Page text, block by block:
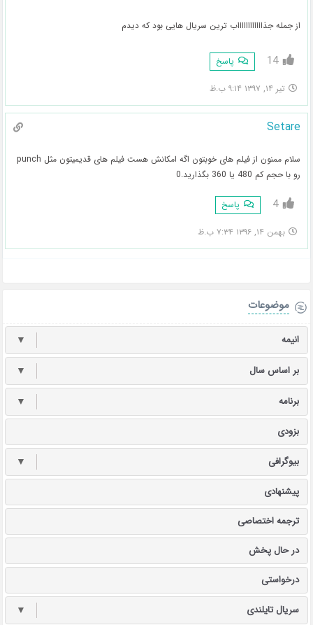
از جمله جذااااااااااااب ترین سریال هایی بود که دیدم
14 پاسخ
تیر ۱۴, ۱۳۹۷ ۹:۱۴ ب.ظ
Setare
سلام ممنون از فیلم های خوبتون اگه امکانش هست فیلم های قدیمیتون مثل punch
رو با حجم کم 480 یا 360 بگذارید.0
4 پاسخ
بهمن ۱۴, ۱۳۹۶ ۷:۳۴ ب.ظ
موضوعات
انیمه ▼
بر اساس سال ▼
برنامه ▼
بزودی
بیوگرافی ▼
پیشنهادی
ترجمه اختصاصی
در حال پخش
درخواستی
سریال تایلندی ▼